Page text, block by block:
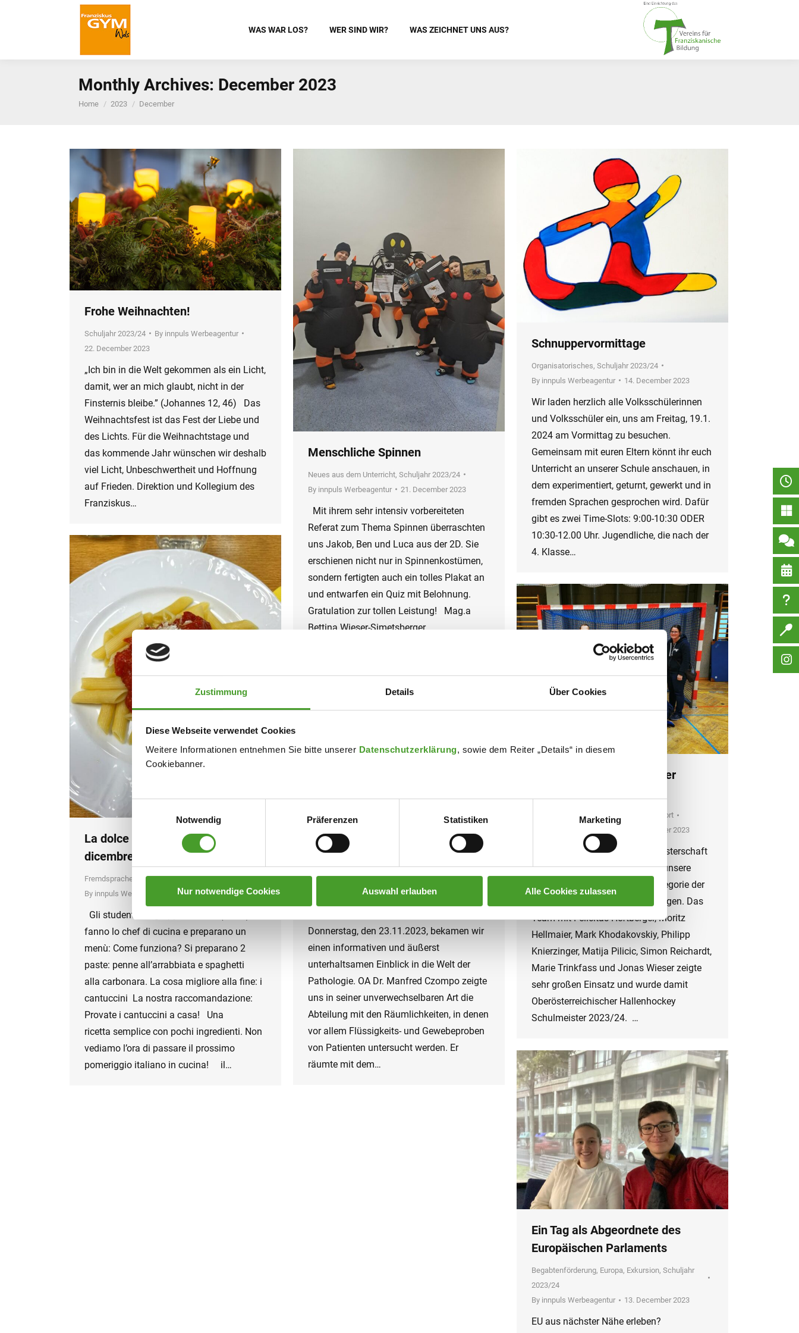
Zustimmung Details Über Cookies
Diese Webseite verwendet Cookies
Weitere Informationen entnehmen Sie bitte unserer Datenschutzerklärung, sowie dem Reiter „Details“ in diesem
Cookiebanner.
Notwendig
Präferenzen Statistiken Marketing
Nur notwendige Cookies Auswahl erlauben Alle Cookies zulassen
WAS WAR LOS? WER SIND WIR? WAS ZEICHNET UNS AUS?
Monthly Archives: December 2023
You are here:
Home 2023 December
Frohe Weihnachten!
Schuljahr 2023/24 By innpuls Werbeagentur
22. December 2023
„Ich bin in die Welt gekommen als ein Licht,
damit, wer an mich glaubt, nicht in der
Finsternis bleibe.” (Johannes 12, 46) Das
Weihnachtsfest ist das Fest der Liebe und
des Lichts. Für die Weihnachtstage und
das kommende Jahr wünschen wir deshalb
viel Licht, Unbeschwertheit und Hoffnung
auf Frieden. Direktion und Kollegium des
Franziskus…
Menschliche Spinnen
Neues aus dem Unterricht, Schuljahr 2023/24
By innpuls Werbeagentur 21. December 2023
Mit ihrem sehr intensiv vorbereiteten
Referat zum Thema Spinnen überraschten
uns Jakob, Ben und Luca aus der 2D. Sie
erschienen nicht nur in Spinnenkostümen,
sondern fertigten auch ein tolles Plakat an
und entwarfen ein Quiz mit Belohnung.
Gratulation zur tollen Leistung! Mag.a
Bettina Wieser-Simetsberger
Schnuppervormittage
Organisatorisches, Schuljahr 2023/24
By innpuls Werbeagentur 14. December 2023
Wir laden herzlich alle Volksschülerinnen
und Volksschüler ein, uns am Freitag, 19.1.
2024 am Vormittag zu besuchen.
Gemeinsam mit euren Eltern könnt ihr euch
Unterricht an unserer Schule anschauen, in
dem experimentiert, geturnt, gewerkt und in
fremden Sprachen gesprochen wird. Dafür
gibt es zwei Time-Slots: 9:00-10:30 ODER
10:30-12.00 Uhr. Jugendliche, die nach der
4. Klasse…
La dolce vita a scuola il 11
dicembre 2023
Fremdsprachen
Schuljahr 2023/24
By innpuls Werbeagentur 13. December 2023
Gli studenti del gruppo italiano (7ABC)
fanno lo chef di cucina e preparano un
menù: Come funziona? Si preparano 2
paste: penne all’arrabbiata e spaghetti
alla carbonara. La cosa migliore alla fine: i
cantuccini La nostra raccomandazione:
Provate i cantuccini a casa!️‍ Una
ricetta semplice con pochi ingredienti. Non
vediamo l’ora di passare il prossimo
pomeriggio italiano in cucina! il…
Hallenhockey Schulmeister
Auszeichnungen Schuljahr 2023/24
Sport
13. December 2023
Bei der Hallenhockey Schulmeisterschaft
am 22. November 2023 konnte unsere
Mannschaft den Sieg in der Kategorie der
ersten und zweiten Klassen erringen. Das
Team mit Felicitas Heftberger, Moritz
Hellmaier, Mark Khodakovskiy, Philipp
Knierzinger, Matija Pilicic, Simon Reichardt,
Marie Trinkfass und Jonas Wieser zeigte
sehr großen Einsatz und wurde damit
Oberösterreichischer Hallenhockey
Schulmeister 2023/24. …
Exkursion in die Pathologie Wels
Byinnpuls Werbeagentur 13. December 2023
Kauzige Eigenbrötler, die im Keller an
Donnerstag, den 23.11.2023, bekamen wir
einen informativen und äußerst
unterhaltsamen Einblick in die Welt der
Pathologie. OA Dr. Manfred Czompo zeigte
uns in seiner unverwechselbaren Art die
Abteilung mit den Räumlichkeiten, in denen
vor allem Flüssigkeits- und Gewebeproben
von Patienten untersucht werden. Er
räumte mit dem…
Ein Tag als Abgeordnete des
Europäischen Parlaments
Begabtenförderung, Europa, Exkursion, Schuljahr
2023/24
By innpuls Werbeagentur 13. December 2023
EU aus nächster Nähe erleben?